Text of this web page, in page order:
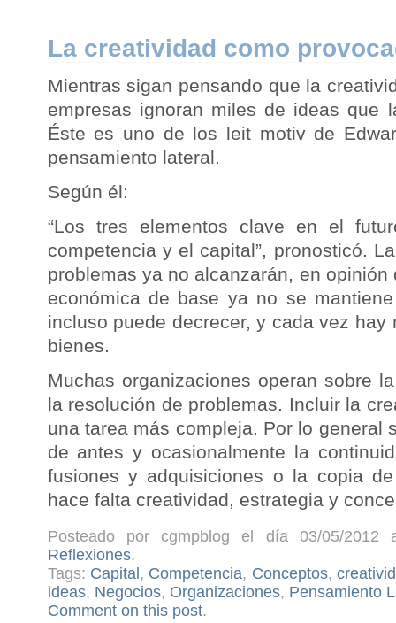
La creatividad como
Mientras sigan pensando que la
empresas ignoran miles de ideas que
Éste es uno de los leit motiv de
pensamiento lateral.
Según él:
“Los tres elementos clave en el
competencia y el capital”, pronosticó.
problemas ya no alcanzarán, en
económica de base ya no se
incluso puede decrecer, y cada vez hay
bienes.
Muchas organizaciones operan sobre
la resolución de problemas. Incluir la
una tarea más compleja. Por lo general
de antes y ocasionalmente la
fusiones y adquisiciones o la copia
hace falta creatividad, estrategia y
Posteado por cgmpblog el día 03/05/
Reflexiones.
Tags: Capital, Competencia, Conceptos,
ideas, Negocios, Organizaciones, Pensamiento
Comment on this post.